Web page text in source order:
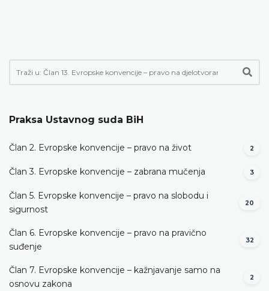
Praksa Ustavnog suda BiH
Član 2. Evropske konvencije – pravo na život 2
Član 3. Evropske konvencije – zabrana mučenja 3
Član 5. Evropske konvencije – pravo na slobodu i
sigurnost
20
Član 6. Evropske konvencije – pravo na pravično
suđenje
32
Član 7. Evropske konvencije – kažnjavanje samo na
osnovu zakona
2